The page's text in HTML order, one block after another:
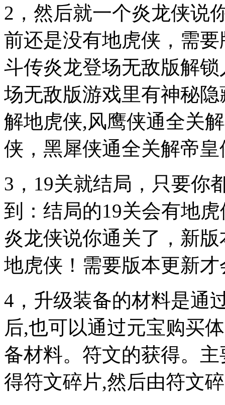
2，然后就一个炎龙侠说
前还是没有地虎侠，需
斗传炎龙登场无敌版解
场无敌版游戏里有神秘
解地虎侠,风鹰侠通全关
侠，黑犀侠通全关解帝皇
3，19关就结局，只要你
到：结局的19关会有地
炎龙侠说你通关了，新
地虎侠！需要版本更新才
4，升级装备的材料是通
后,也可以通过元宝购买
备材料。符文的获得。
得符文碎片,然后由符文